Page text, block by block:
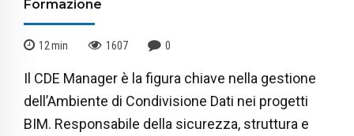
Formazione
12min 1607 0
Il CDE Manager è la figura chiave nella gestione
dell’Ambiente di Condivisione Dati nei progetti
BIM. Responsabile della sicurezza, struttura e